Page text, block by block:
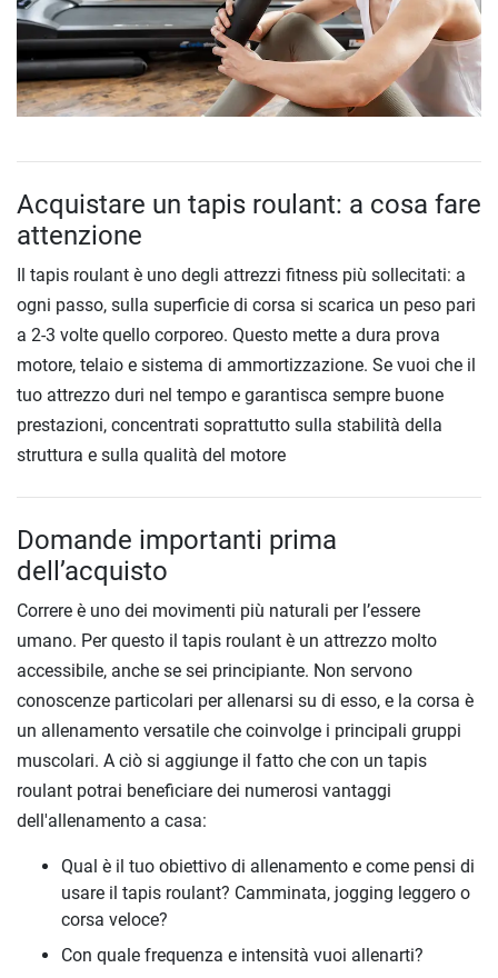
Acquistare un tapis roulant: a cosa fare
attenzione
Il tapis roulant è uno degli attrezzi fitness più sollecitati: a
ogni passo, sulla superficie di corsa si scarica un peso pari
a 2-3 volte quello corporeo. Questo mette a dura prova
motore, telaio e sistema di ammortizzazione. Se vuoi che il
tuo attrezzo duri nel tempo e garantisca sempre buone
prestazioni, concentrati soprattutto sulla stabilità della
struttura e sulla qualità del motore
Domande importanti prima
dell’acquisto
Correre è uno dei movimenti più naturali per l’essere
umano. Per questo il tapis roulant è un attrezzo molto
accessibile, anche se sei principiante. Non servono
conoscenze particolari per allenarsi su di esso, e la corsa è
un allenamento versatile che coinvolge i principali gruppi
muscolari. A ciò si aggiunge il fatto che con un tapis
roulant potrai beneficiare dei numerosi vantaggi
dell'allenamento a casa:
Qual è il tuo obiettivo di allenamento e come pensi di
usare il tapis roulant? Camminata, jogging leggero o
corsa veloce?
Con quale frequenza e intensità vuoi allenarti?